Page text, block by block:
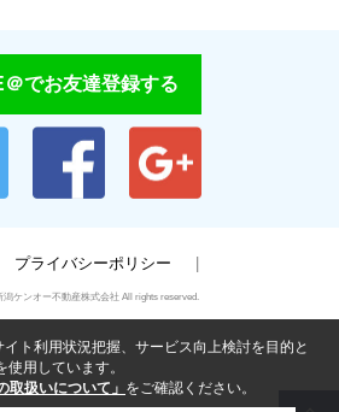
＠でお友達登録する
プライバシーポリシー
潟ケンオー不動産株式会社 All rights reserved.
ト利用状況把握、サービス向上検討を目的と
用しています。
取扱いについて」 をご確認ください。